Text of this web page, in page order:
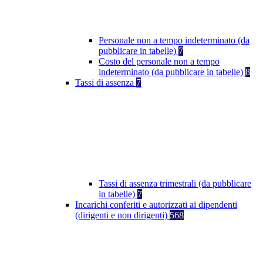
Personale non a tempo indeterminato (da
pubblicare in tabelle) 7
Costo del personale non a tempo
indeterminato (da pubblicare in tabelle) 8
Tassi di assenza 7
Tassi di assenza trimestrali (da pubblicare
in tabelle) 7
Incarichi conferiti e autorizzati ai dipendenti
(dirigenti e non dirigenti) 568